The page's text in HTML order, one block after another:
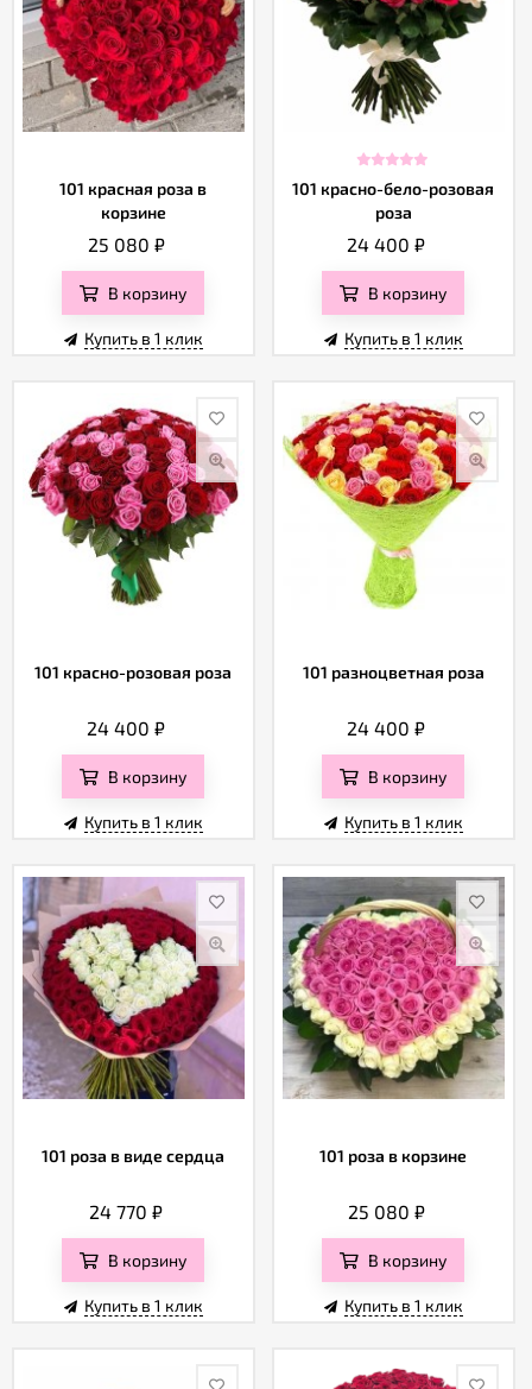
101 красная роза в
корзине
25 080 ₽
В корзину
Купить в 1 клик
101 красно-бело-розовая
роза
24 400₽
В корзину
Купить в 1 клик
101 красно-розовая роза
24 400₽
В корзину
Купить в 1 клик
101 разноцветная роза
24 400₽
В корзину
Купить в 1 клик
101 роза в виде сердца
24 770₽
В корзину
Купить в 1 клик
101 роза в корзине
25 080 ₽
В корзину
Купить в 1 клик